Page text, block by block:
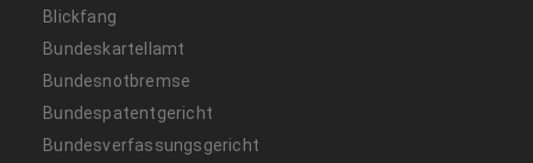
Blickfang
Bundeskartellamt
Bundesnotbremse
Bundespatentgericht
Bundesverfassungsgericht